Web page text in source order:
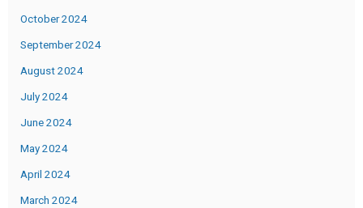
October 2024
September 2024
August 2024
July 2024
June 2024
May 2024
April 2024
March 2024